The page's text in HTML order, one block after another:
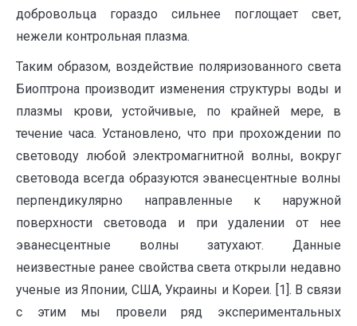
добровольца гораздо сильнее поглощает свет,
нежели контрольная плазма.
Таким образом, воздействие поляризованного света
Биоптрона производит изменения структуры воды и
плазмы крови, устойчивые, по крайней мере, в
течение часа. Установлено, что при прохождении по
световоду любой электромагнитной волны, вокруг
световода всегда образуются эванесцентные волны
перпендикулярно направленные к наружной
поверхности световода и при удалении от нее
эванесцентные волны затухают. Данные
неизвестные ранее свойства света открыли недавно
ученые из Японии, США, Украины и Кореи. [1]. В связи
с этим мы провели ряд экспериментальных